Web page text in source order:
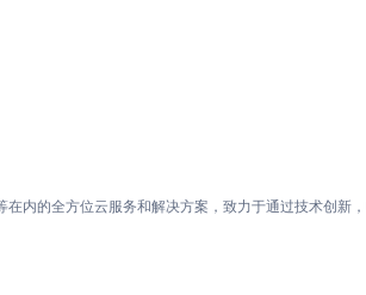
内的全方位云服务和解决方案，致力于通过技术创新，